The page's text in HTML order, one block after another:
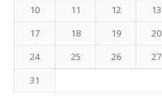
10
11 12 13
17
18 19 20
24
25 26 27
31